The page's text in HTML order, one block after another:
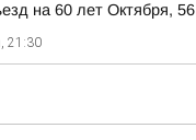
на 60 лет Октября, 56
21:30